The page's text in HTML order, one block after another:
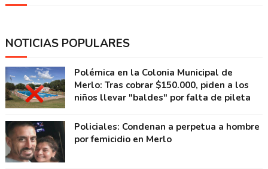
NOTICIAS POPULARES
Polémica en la Colonia Municipal de
Merlo: Tras cobrar $150.000, piden a los
niños llevar "baldes" por falta de pileta
Policiales: Condenan a perpetua a hombre
por femicidio en Merlo